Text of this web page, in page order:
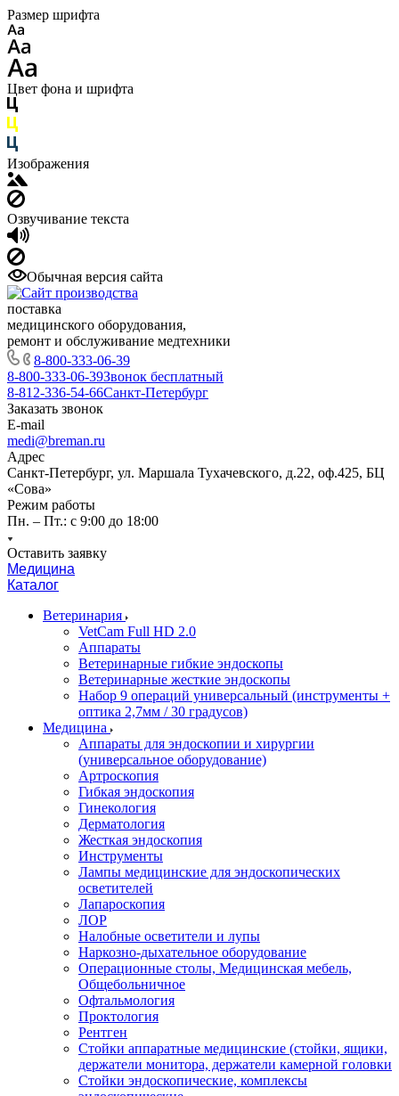
Размер шрифта
Цвет фона и шрифта
Изображения
Озвучивание текста
Обычная версия сайта
поставка
медицинского оборудования,
ремонт и обслуживание медтехники
8-800-333-06-39
8-800-333-06-39Звонок бесплатный
8-812-336-54-66Санкт-Петербург
Заказать звонок
E-mail
medi@breman.ru
Адрес
Санкт-Петербург, ул. Маршала Тухачевского, д.22, оф.425, БЦ
«Сова»
Режим работы
Пн. – Пт.: с 9:00 до 18:00
Оставить заявку
Медицина
Каталог
Ветеринария
VetCam Full HD 2.0
Аппараты
Ветеринарные гибкие эндоскопы
Ветеринарные жесткие эндоскопы
Набор 9 операций универсальный (инструменты +
оптика 2,7мм / 30 градусов)
Медицина
Аппараты для эндоскопии и хирургии
(универсальное оборудование)
Артроскопия
Гибкая эндоскопия
Гинекология
Дерматология
Жесткая эндоскопия
Инструменты
Лампы медицинские для эндоскопических
осветителей
Лапароскопия
ЛОР
Налобные осветители и лупы
Наркозно-дыхательное оборудование
Операционные столы, Медицинская мебель,
Общебольничное
Офтальмология
Проктология
Рентген
Стойки аппаратные медицинские (стойки, ящики,
держатели монитора, держатели камерной головки
Стойки эндоскопические, комплексы